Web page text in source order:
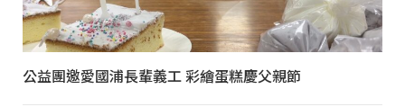
公益團邀愛國浦長輩義工 彩繪蛋糕慶父親節